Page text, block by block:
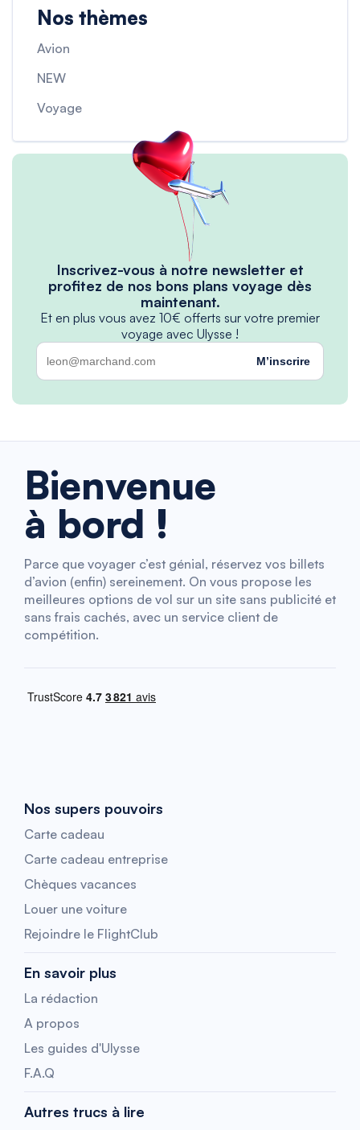
Nos thèmes
Avion
NEW
Voyage
Inscrivez-vous à notre newsletter et
profitez de nos bons plans voyage dès
maintenant.
Et en plus vous avez 10€ offerts sur votre premier
voyage avec Ulysse !
M’inscrire
Bienvenue
à bord !
Parce que voyager c’est génial, réservez vos billets
d’avion (enfin) sereinement. On vous propose les
meilleures options de vol sur un site sans publicité et
sans frais cachés, avec un service client de
compétition.
Nos supers pouvoirs
Carte cadeau
Carte cadeau entreprise
Chèques vacances
Louer une voiture
Rejoindre le FlightClub
En savoir plus
La rédaction
A propos
Les guides d'Ulysse
F.A.Q
Autres trucs à lire